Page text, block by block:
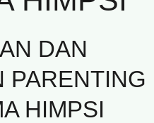
DAN
PARENTING
HIMPSI